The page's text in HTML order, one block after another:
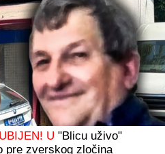
U "Blicu uživo"
pre zverskog zločina